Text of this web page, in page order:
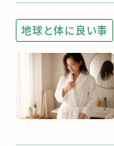
地球と体に良い事